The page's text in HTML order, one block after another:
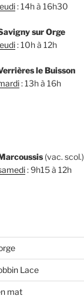
: 14h à 16h30
sur Orge
: 10h à 12h
le Buisson
: 13h à 16h
(vac. scol.)
: 9h15 à 12h
Lace
mat